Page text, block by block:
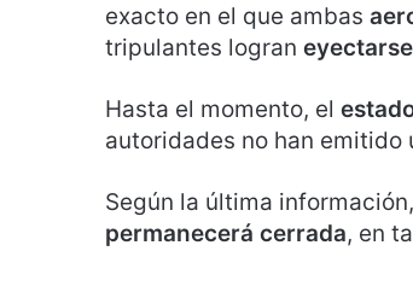
exacto en el que ambas
tripulantes logran eyectarse
Hasta el momento, el
autoridades no han emitido
Según la última
permanecerá cerrada, en